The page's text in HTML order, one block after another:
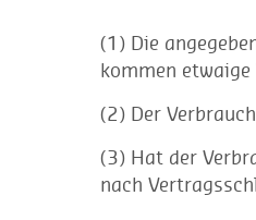
(1) Die
kommen etwaige
(2) Der
(3) Hat der
nach